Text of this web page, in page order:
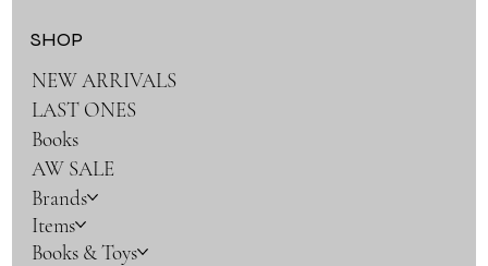
SHOP
NEW ARRIVALS
LAST ONES
Books
AW SALE
Brands
Items
Books & Toys